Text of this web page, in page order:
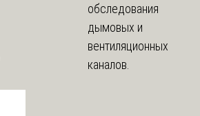
обследования
дымовых и
вентиляционных
каналов.